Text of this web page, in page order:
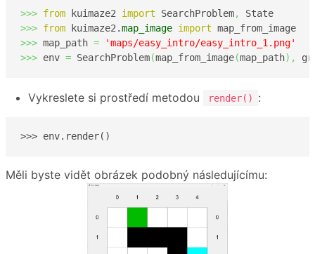
>>> from kuimaze2 import SearchProblem,
>>> from kuimaze2.map_image import
>>> map_path =
'maps/easy_intro/easy_intro_1.png'
>>> env = SearchProblem(map_from_image(map_path) ,
Vykreslete si prostředí metodou render() :
>>> env.render()
Měli byste vidět obrázek podobný následujícímu: